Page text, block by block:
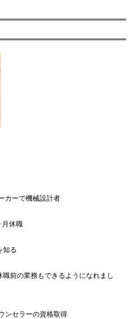
カーで機械設計者
月休職
知る
前の業務もできるようになれまし
ンセラーの資格取得